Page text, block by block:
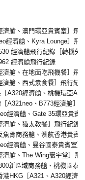
艙、澳門環亞貴賓室］飛
經濟艙、Kyra Lounge］飛
經濟艙飛行紀錄［轉機失
經濟艙飛行紀錄
濟艙、在地面吃飛機餐］飛
濟艙、西式素食餐］飛行紀
A320經濟艙、桃機環亞A1
A321neo、B773經濟艙］
經濟艙、Gate 35環亞貴賓
艙、猶太教餐］飛行紀錄
魚骨商務艙、澳航香港貴賓
經濟艙、曼谷國泰貴賓室
濟艙、The Wing寰宇堂］飛
新區域商務艙、桃機國泰
HKG［A321、A320經濟